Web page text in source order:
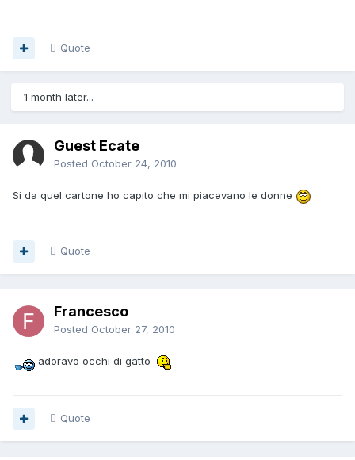
Quote
1 month later...
Guest Ecate
Posted October 24, 2010
Si da quel cartone ho capito che mi piacevano le donne
Quote
Francesco
Posted October 27, 2010
adoravo occhi di gatto
Quote